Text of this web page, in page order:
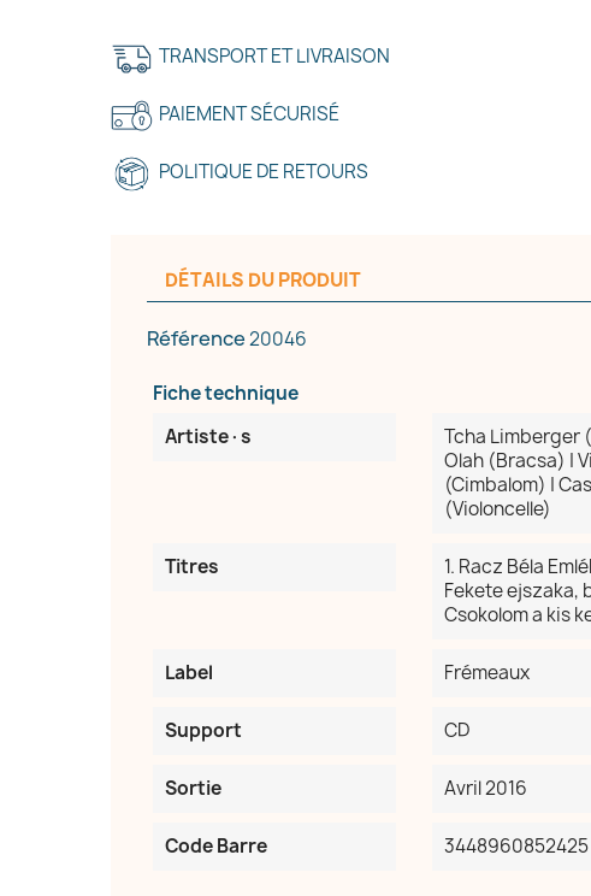
TRANSPORT ET LIVRAISON
PAIEMENT SÉCURISÉ
POLITIQUE DE RETOURS
DÉTAILS DU PRODUIT
Référence20046
Fiche technique
Artiste·s
Tcha Limberger
Olah (Bracsa) |
(Cimbalom) |
(Violoncelle)
Titres
1. Racz Béla
Fekete ejszaka,
Csokolom a kis
Label Frémeaux
Support CD
Sortie Avril 2016
Code Barre 3448960852425
Annuler